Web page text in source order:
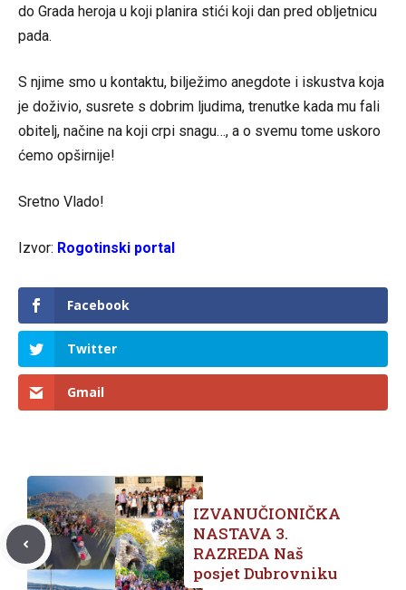
do Grada heroja u koji planira stići koji dan pred obljetnicu
pada.
S njime smo u kontaktu, bilježimo anegdote i iskustva koja
je doživio, susrete s dobrim ljudima, trenutke kada mu fali
obitelj, načine na koji crpi snagu…, a o svemu tome uskoro
ćemo opširnije!
Sretno Vlado!
Izvor: Rogotinski portal
Facebook
Twitter
Gmail
IZVANUČIONIČKA
NASTAVA 3.
RAZREDA Naš
posjet Dubrovniku